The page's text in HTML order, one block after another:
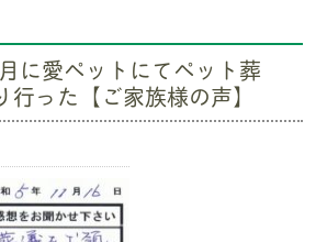
に愛ペットにてペット葬
った【ご家族様の声】